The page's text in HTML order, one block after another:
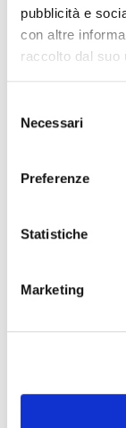
pubblicità e
con altre
raccolto dal suo
delNecessari
Preferenze
Statistiche
Marketing